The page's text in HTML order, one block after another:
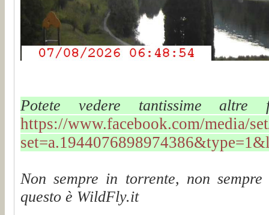
Potete vedere tantissime
https://www.facebook.com/media/
Non sempre in torrente, non
questo è WildFly.it